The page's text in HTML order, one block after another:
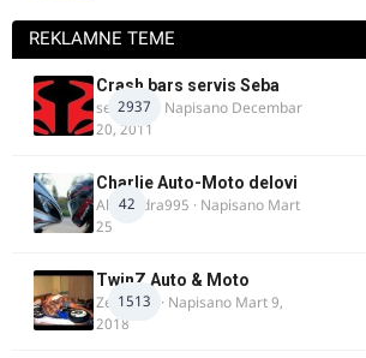
REKLAMNE TEME
2937
Crash bars servis Seba
seba011 · Napisano Decembar
20, 2011
42
Charlie Auto-Moto delovi
Alexandra995 · Napisano Mart
25
1513
TwinZ Auto & Moto
Zeljkamp · Napisano Mart 9,
2018